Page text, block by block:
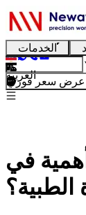
الخدمات
العربية
عرض سعر فوري
في
الطبية؟